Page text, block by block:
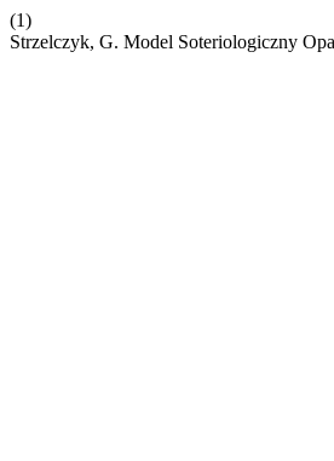
(1)
Strzelczyk, G. Model Soteriologiczny